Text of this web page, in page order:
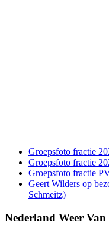
Groepsfoto fractie
Groepsfoto fractie
Groepsfoto fractie
Geert Wilders op
Schmeitz)
Nederland Weer Van